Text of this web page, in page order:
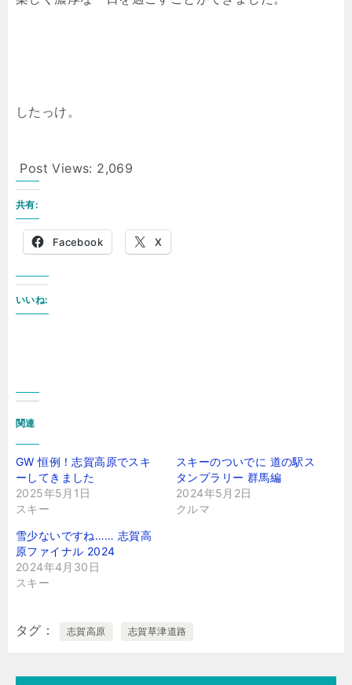
したっけ。
Post Views: 2,069
共有:
Facebook X
いいね:
関連
GW 恒例！志賀高原でスキ
ーしてきました
2025年5月1日
スキー
スキーのついでに 道の駅ス
タンプラリー 群馬編
2024年5月2日
クルマ
雪少ないですね…… 志賀高
原ファイナル 2024
2024年4月30日
スキー
タグ 志賀高原 志賀草津道路